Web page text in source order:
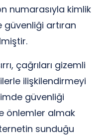
numarasıyla kimlik
artıran
çağrıları gizemli
ilişkilendirmeyi
güvenliği
önlemler almak
sunduğu